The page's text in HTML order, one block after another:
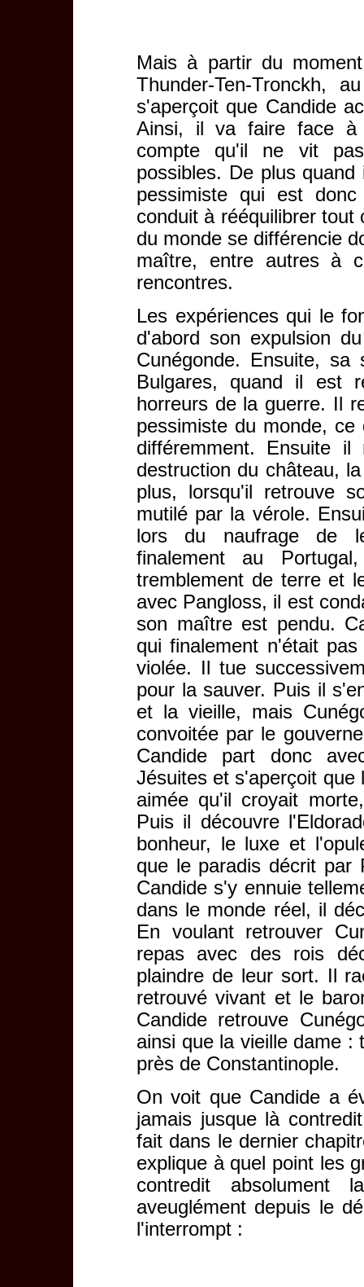
Mais à partir du
Thunder-Ten-Tronckh,
s'aperçoit que Candide
Ainsi, il va faire face à
compte qu'il ne vit
possibles. De plus
pessimiste qui est
conduit à rééquilibrer
du monde se différencie
maître, entre autres à
rencontres.
Les expériences qui le
d'abord son expulsion
Cunégonde. Ensuite, sa
Bulgares, quand il est
horreurs de la guerre. Il
pessimiste du monde,
différemment. Ensuite
destruction du château,
plus, lorsqu'il retrouve
mutilé par la vérole.
lors du naufrage de
finalement au
tremblement de terre et
avec Pangloss, il est
son maître est pendu.
qui finalement n'était
violée. Il tue
pour la sauver. Puis il
et la vieille, mais
convoitée par le
Candide part donc
Jésuites et s'aperçoit que
aimée qu'il croyait
Puis il découvre
bonheur, le luxe et
que le paradis décrit par
Candide s'y ennuie
dans le monde réel, il
En voulant retrouver
repas avec des rois
plaindre de leur sort. Il
retrouvé vivant et le
Candide retrouve
ainsi que la vieille dame :
près de Constantinople.
On voit que Candide a
jamais jusque là
fait dans le dernier
explique à quel point les
contredit absolument
aveuglément depuis le
l'interrompt :